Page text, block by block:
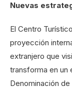
Nuevas
El Centro
proyección
extranjero que
transforma en un
Denominación